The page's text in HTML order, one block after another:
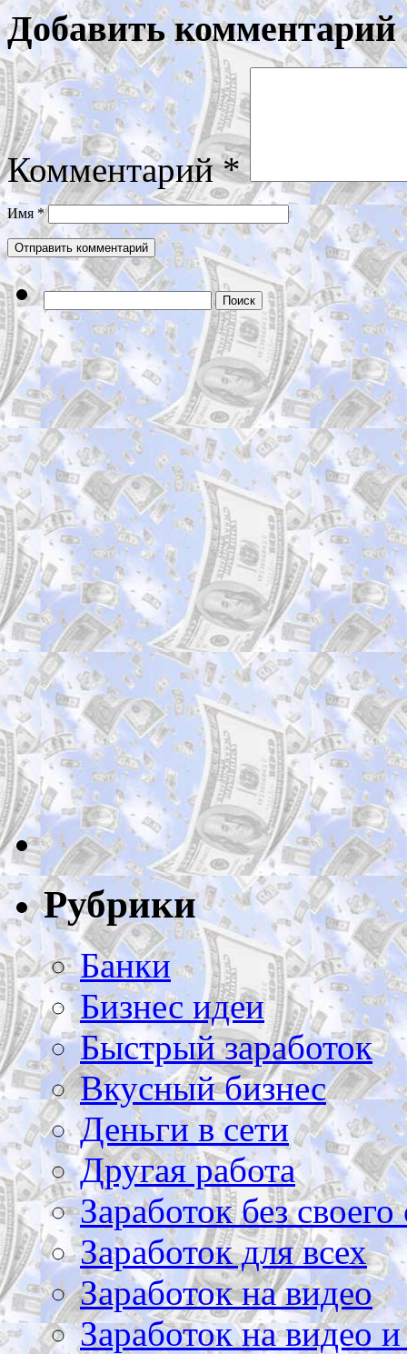
Добавить комментарий
Комментарий*
Имя *
Найти:
Рубрики
Банки
Бизнес идеи
Быстрый заработок
Вкусный бизнес
Деньги в сети
Другая работа
Заработок без своего
Заработок для всех
Заработок на видео
Заработок на видео